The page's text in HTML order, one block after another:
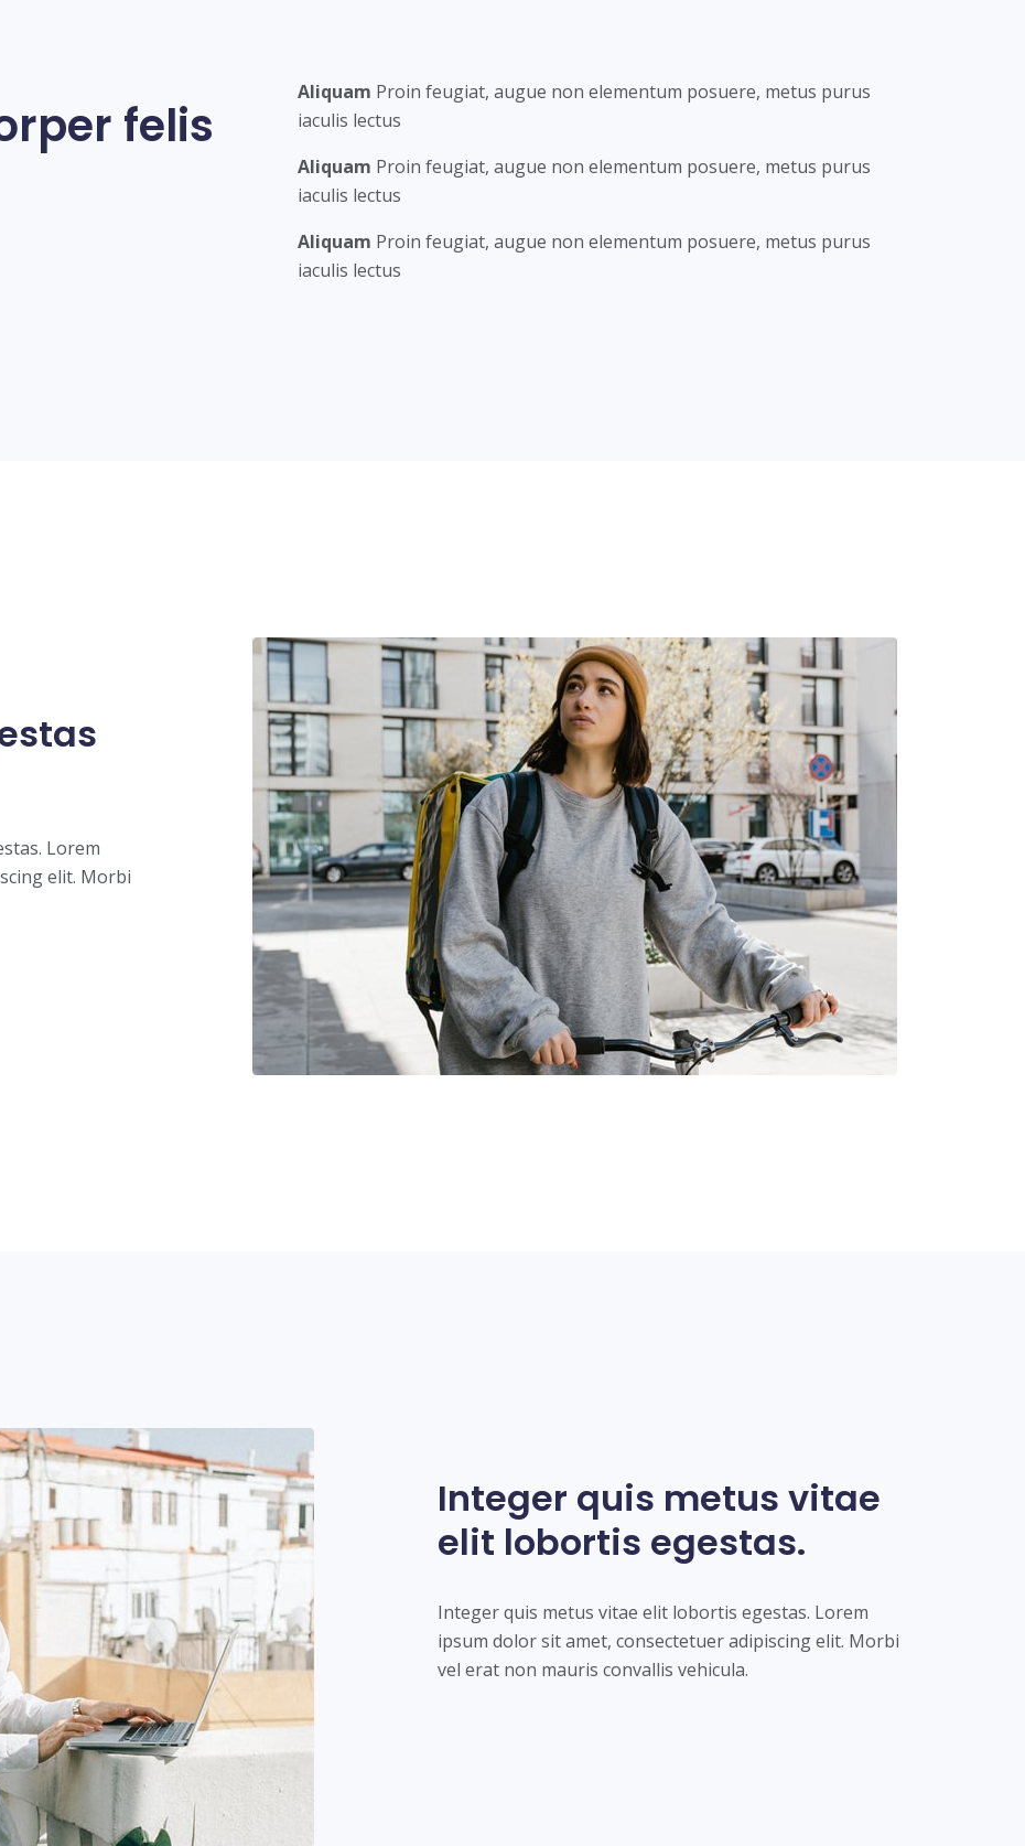
felis
Aliquam Proin feugiat, augue non elementum posuere, metus purus
iaculis lectus
Aliquam Proin feugiat, augue non elementum posuere, metus purus
iaculis lectus
Aliquam Proin feugiat, augue non elementum posuere, metus purus
iaculis lectus
Lorem
elit. Morbi
Integer quis metus vitae
elit lobortis egestas.
Integer quis metus vitae elit lobortis egestas. Lorem
ipsum dolor sit amet, consectetuer adipiscing elit. Morbi
vel erat non mauris convallis vehicula.